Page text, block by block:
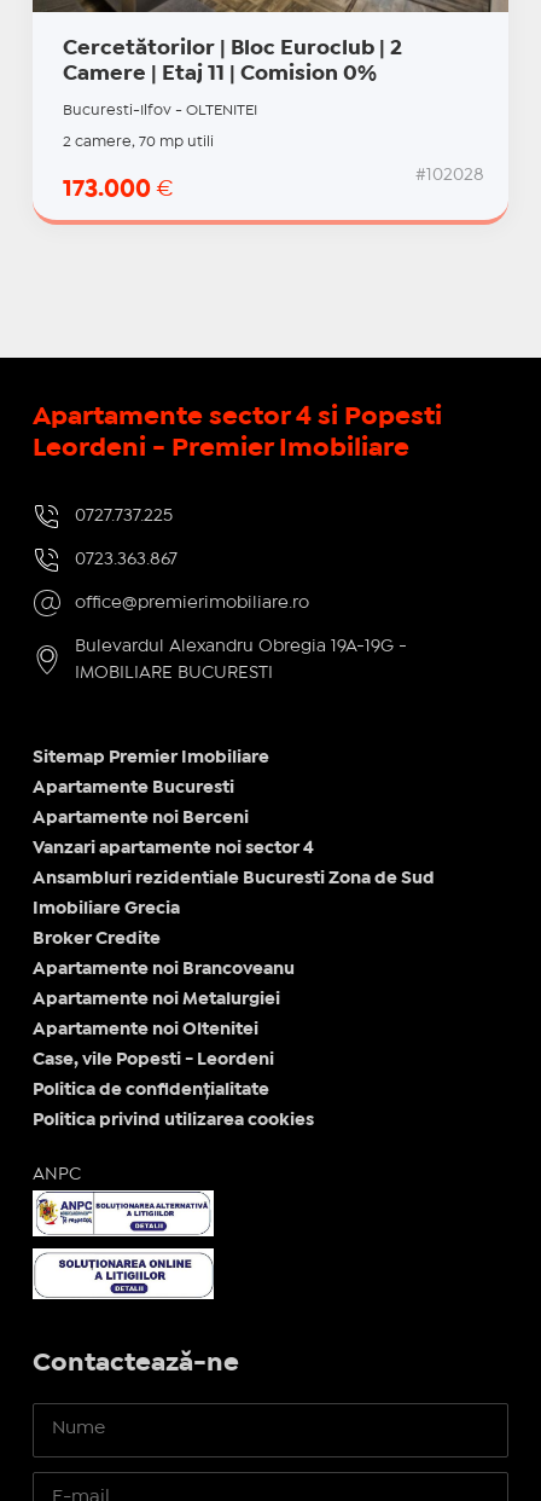
Cercetătorilor | Bloc Euroclub | 2
Camere | Etaj 11 | Comision 0%
Bucuresti-Ilfov - OLTENITEI
2 camere, 70 mp utili
173.000 €
#102028
Apartamente sector 4 si Popesti
Leordeni - Premier Imobiliare
0727.737.225
0723.363.867
office@premierimobiliare.ro
Bulevardul Alexandru Obregia 19A-19G -
IMOBILIARE BUCURESTI
Sitemap Premier Imobiliare
Apartamente Bucuresti
Apartamente noi Berceni
Vanzari apartamente noi sector 4
Ansambluri rezidentiale Bucuresti Zona de Sud
Imobiliare Grecia
Broker Credite
Apartamente noi Brancoveanu
Apartamente noi Metalurgiei
Apartamente noi Oltenitei
Case, vile Popesti - Leordeni
Politica de confidențialitate
Politica privind utilizarea cookies
ANPC
Contactează-ne